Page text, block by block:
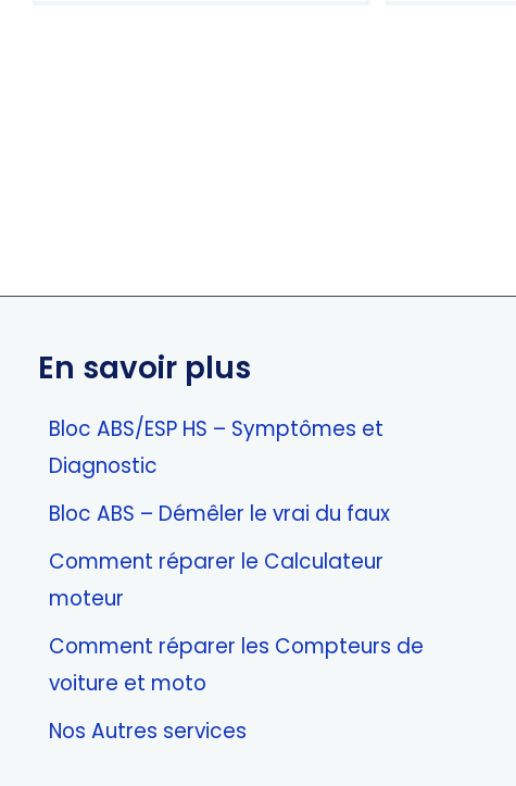
En savoir plus
Bloc ABS/ESP HS – Symptômes et
Diagnostic
Bloc ABS – Démêler le vrai du faux
Comment réparer le Calculateur
moteur
Comment réparer les Compteurs de
voiture et moto
Nos Autres services